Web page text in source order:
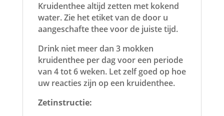
Kruidenthee altijd zetten met kokend
water. Zie het etiket van de door u
aangeschafte thee voor de juiste tijd.
Drink niet meer dan 3 mokken
kruidenthee per dag voor een periode
van 4 tot 6 weken. Let zelf goed op hoe
uw reacties zijn op een kruidenthee.
Zetinstructie: